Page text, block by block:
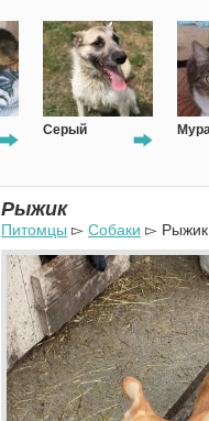
Серый Мура
Рыжик
Питомцы ▻ Собаки ▻ Рыжик